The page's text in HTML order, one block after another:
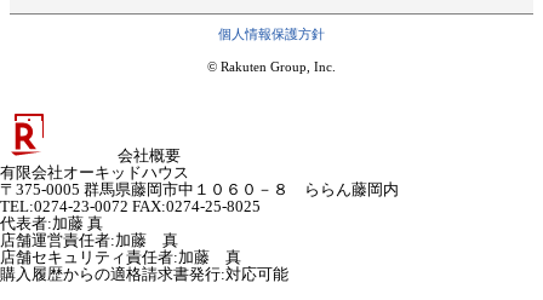
個人情報保護方針
© Rakuten Group, Inc.
会社概要
有限会社オーキッドハウス
〒375-0005 群馬県藤岡市中１０６０－８ ららん藤岡内
TEL:0274-23-0072 FAX:0274-25-8025
代表者:加藤 真
店舗運営責任者:加藤 真
店舗セキュリティ責任者:加藤 真
購入履歴からの適格請求書発行:対応可能